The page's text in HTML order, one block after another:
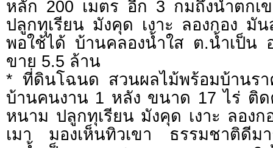
หลัก 200 เมตร อีก 3 กมถึงน้ำตกเ
ปลูกทุเรียน มังคุด เงาะ ลองกอง มั
พอใช้ได้ บ้านคลองน้ำใส ต.น้ำเป็น
ขาย 5.5 ล้าน
* ที่ดินโฉนด สวนผลไม้พร้อมบ้านร
บ้านคนงาน 1 หลัง ขนาด 17 ไร่ ติ
หนาม ปลูกทุเรียน มังคุด เงาะ ลองก
เมา มองเห็นทิวเขา ธรรมชาติดีม